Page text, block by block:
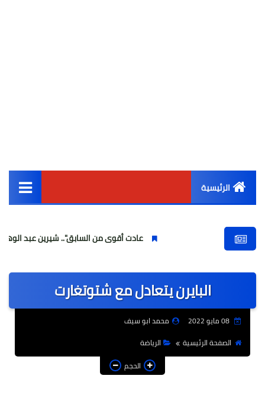
الرئيسية
أخبار مصر
عالمى
فن
عادت أقوى من السابق".. شيرين عبد الوهاب تتألق في
البايرن يتعادل مع شتوتغارت
08 مايو 2022
محمد ابو سيف
الصفحة الرئيسية
الرياضة
الحجم